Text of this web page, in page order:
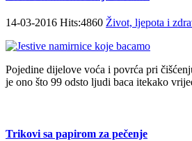
14-03-2016 Hits:4860 Život, ljepota i
Pojedine dijelove voća i povrća pri
je ono što 99 odsto ljudi baca itekako
Trikovi sa papirom za pečenje